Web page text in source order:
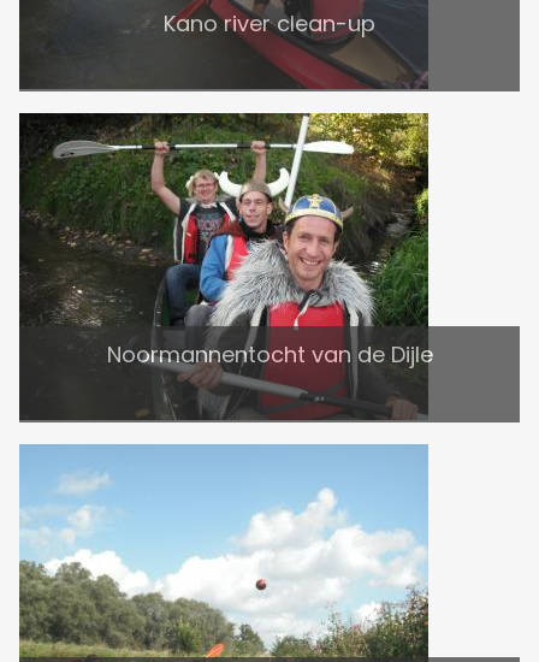
Kano river clean-up
Noormannentocht van de Dijle